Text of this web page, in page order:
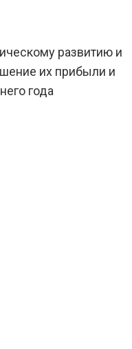
развитию и
их прибыли и
года